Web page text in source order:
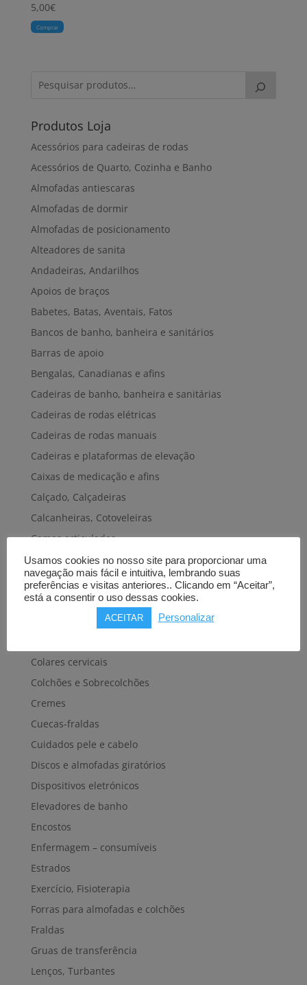
5,00€
Comprar
Produtos Loja
Acessórios para cadeiras de rodas
Acessórios de Quarto, Cozinha e Banho
Almofadas antiescaras
Almofadas de dormir
Almofadas de posicionamento
Alteadores de sanita
Andadeiras, Andarilhos
Apoios de braços
Babetes, Batas, Aventais, Fatos
Bancos de banho, banheira e sanitários
Barras de apoio
Bengalas, Canadianas e afins
Cadeiras de banho, banheira e sanitárias
Cadeiras de rodas elétricas
Cadeiras de rodas manuais
Cadeiras e plataformas de elevação
Caixas de medicação e afins
Calçado, Calçadeiras
Calcanheiras, Cotoveleiras
Camas articuladas
Carros hospitalares
Cestas, Arneses
Cintas e Faixas
Cintos, Coletes e afins
Colares cervicais
Colchões e Sobrecolchões
Cremes
Cuecas-fraldas
Cuidados pele e cabelo
Discos e almofadas giratórios
Dispositivos eletrónicos
Elevadores de banho
Encostos
Enfermagem – consumíveis
Estrados
Exercício, Fisioterapia
Forras para almofadas e colchões
Fraldas
Gruas de transferência
Lenços, Turbantes
Usamos cookies no nosso site para proporcionar uma
navegação mais fácil e intuitiva, lembrando suas
preferências e visitas anteriores.. Clicando em “Aceitar”,
está a consentir o uso dessas cookies.
ACEITAR Personalizar